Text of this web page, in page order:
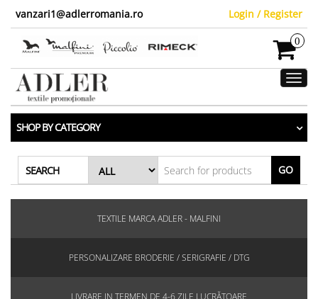
vanzari1@adlerromania.ro Login / Register
0
SHOP BY CATEGORY
SEARCH GO
TEXTILE MARCA ADLER - MALFINI
PERSONALIZARE BRODERIE / SERIGRAFIE / DTG
LIVRARE IN TERMEN DE 4-6 ZILE LUCRĂTOARE